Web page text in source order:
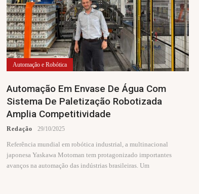
Automação e Robótica
Automação Em Envase De Água Com
Sistema De Paletização Robotizada
Amplia Competitividade
Redação 29/10/2025
Referência mundial em robótica industrial, a multinacional
japonesa Yaskawa Motoman tem protagonizado importantes
avanços na automação das indústrias brasileiras. Um